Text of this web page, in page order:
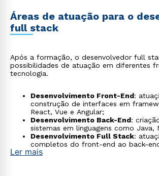
Áreas de atuação para o
full stack
Após a formação, o desenvolvedor full
possibilidades de atuação em diferentes
tecnologia.
Desenvolvimento Front-End:
construção de interfaces em
React, Vue e Angular;
Desenvolvimento Back-End:
sistemas em linguagens como Java,
Desenvolvimento Full Stack:
completos do front-end ao back-
Desenvolvimento Mobile
Ler mais